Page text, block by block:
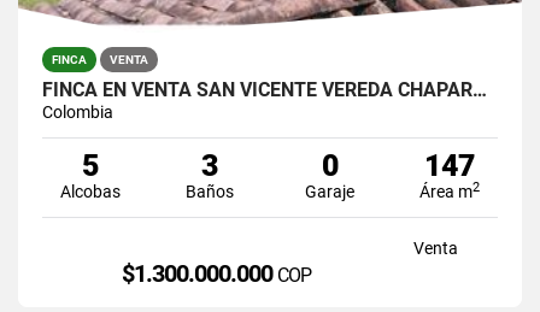
FINCA VENTA
FINCA EN VENTA SAN VICENTE VEREDA CHAPARRAL SOLO CONTADO
Colombia
5
Alcobas
3
Baños
0
Garaje
147
Área m2
Venta
$1.300.000.000 COP